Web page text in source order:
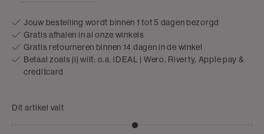
Jouw bestelling wordt binnen 1 tot 5 dagen bezorgd
Gratis afhalen in al onze winkels
Gratis retourneren binnen 14 dagen in de winkel
Betaal zoals jij wilt: o.a. iDEAL | Wero, Riverty, Apple pay &
creditcard
Dit artikel valt